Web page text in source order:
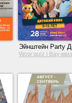
Эйнштейн Party
Wow quiz | Вау квиз